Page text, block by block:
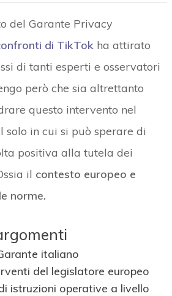
del Garante Privacy
di TikTokha attirato
di tanti esperti e osservatori
però che sia altrettanto
questo intervento nel
solo in cui si può sperare di
positiva alla tutela dei
il contesto europeo e
norme.
italiano
del legislatore europeo
istruzioni operative a livello